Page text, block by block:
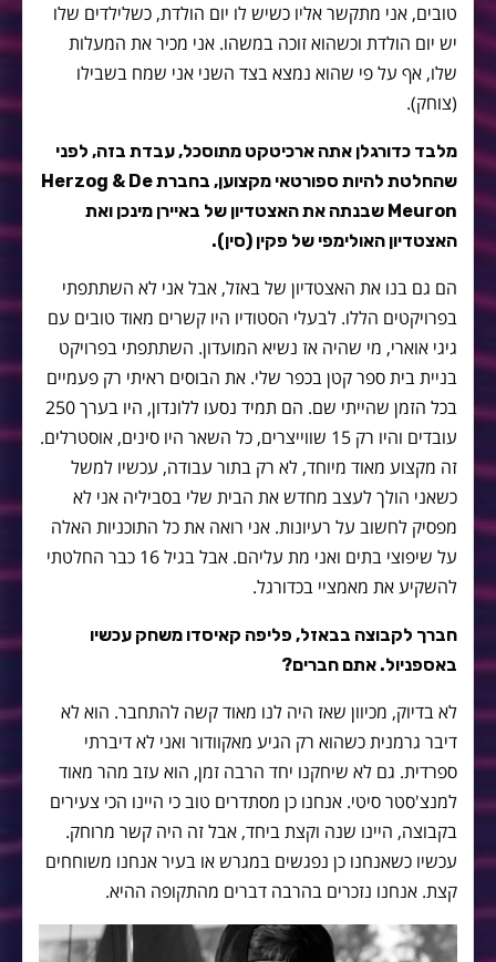
טובים, אני מתקשר אליו כשיש לו יום הולדת, כשלילדים שלו
יש יום הולדת וכשהוא זוכה במשהו. אני מכיר את המעלות
שלו, אף על פי שהוא נמצא בצד השני אני שמח בשבילו
(צוחק).
מלבד כדורגלן אתה ארכיטקט מתוסכל, עבדת בזה, לפני
שהחלטת להיות ספורטאי מקצוען, בחברת Herzog & De
Meuron שבנתה את האצטדיון של באיירן מינכן ואת
האצטדיון האולימפי של פקין (סין).
הם גם בנו את האצטדיון של באזל, אבל אני לא השתתפתי
בפרויקטים הללו. לבעלי הסטודיו היו קשרים מאוד טובים עם
גיגי אוארי, מי שהיה אז נשיא המועדון. השתתפתי בפרויקט
בניית בית ספר קטן בכפר שלי. את הבוסים ראיתי רק פעמיים
בכל הזמן שהייתי שם. הם תמיד נסעו ללונדון, היו בערך 250
עובדים והיו רק 15 שווייצרים, כל השאר היו סינים, אוסטרלים.
זה מקצוע מאוד מיוחד, לא רק בתור עבודה, עכשיו למשל
כשאני הולך לעצב מחדש את הבית שלי בסביליה אני לא
מפסיק לחשוב על רעיונות. אני רואה את כל התוכניות האלה
על שיפוצי בתים ואני מת עליהם. אבל בגיל 16 כבר החלטתי
להשקיע את מאמציי בכדורגל.
חברך לקבוצה בבאזל, פליפה קאיסדו משחק עכשיו
באספניול. אתם חברים?
לא בדיוק, מכיוון שאז היה לנו מאוד קשה להתחבר. הוא לא
דיבר גרמנית כשהוא רק הגיע מאקוודור ואני לא דיברתי
ספרדית. גם לא שיחקנו יחד הרבה זמן, הוא עזב מהר מאוד
למנצ'סטר סיטי. אנחנו כן מסתדרים טוב כי היינו הכי צעירים
בקבוצה, היינו שנה וקצת ביחד, אבל זה היה קשר מרוחק.
עכשיו כשאנחנו כן נפגשים במגרש או בעיר אנחנו משוחחים
קצת. אנחנו נזכרים בהרבה דברים מהתקופה ההיא.